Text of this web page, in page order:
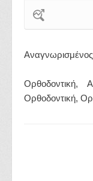
Αναγνωρισμένος
Ορθοδοντική,
Ορθοδοντική,